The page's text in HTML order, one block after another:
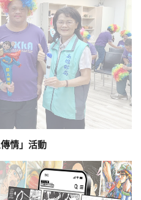
情」活動